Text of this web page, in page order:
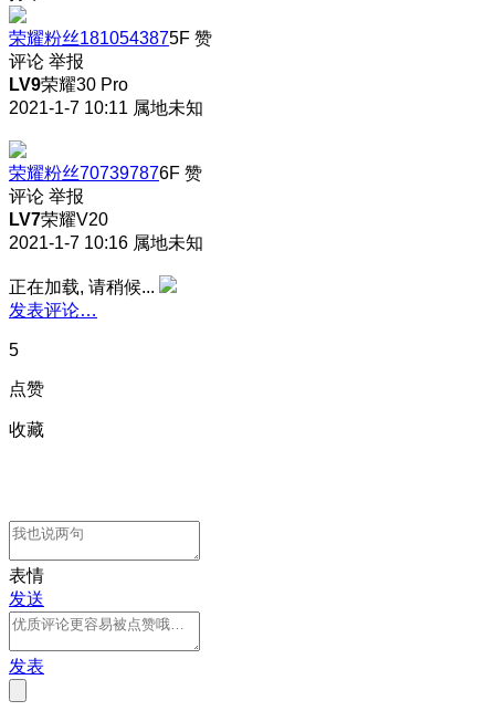
荣耀粉丝1810543875F 赞
评论 举报
LV9荣耀30 Pro
2021-1-7 10:11 属地未知
荣耀粉丝707397876F 赞
评论 举报
LV7荣耀V20
2021-1-7 10:16 属地未知
正在加载, 请稍候...
发表评论…
5
点赞
收藏
表情
发送
发表